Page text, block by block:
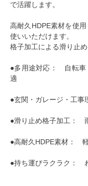
で活躍します。
高耐久HDPE素材を使
使いいただけます。
格子加工による滑り止め
●多用途対応： 自転車
適
●玄関・ガレージ・工
●滑り止め格子加工：
●高耐久HDPE素材：
●持ち運びラクラク：